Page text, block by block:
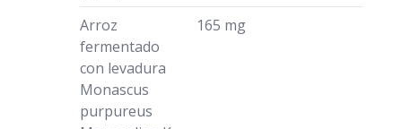
Arroz
fermentado
con levadura
Monascus
purpureus
165 mg